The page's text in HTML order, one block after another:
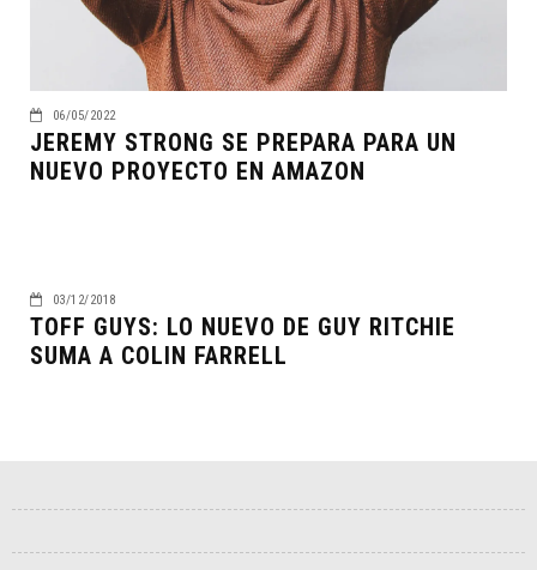
06/05/2022
JEREMY STRONG SE PREPARA PARA UN
NUEVO PROYECTO EN AMAZON
03/12/2018
TOFF GUYS: LO NUEVO DE GUY RITCHIE
SUMA A COLIN FARRELL